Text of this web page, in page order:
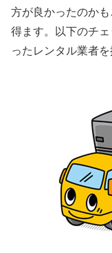
方が良かったのか
得ます。以下のチ
ったレンタル業者